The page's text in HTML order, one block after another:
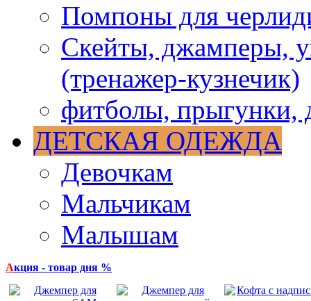
Помпоны для
Скейты, джамперы,
(тренажер-кузнечик)
фитболы, прыгунки,
ДЕТСКАЯ ОДЕЖДА
Девочкам
Мальчикам
Малышам
Акция - товар дня %